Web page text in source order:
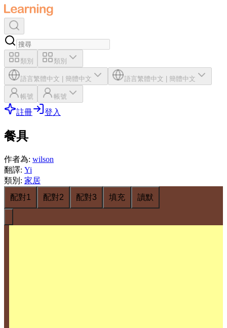
類別 類別
語言繁體中文 簡體中文 語言繁體中文 簡體中文
帳號 帳號
註冊 登入
餐具
作者為: wilson
翻譯: Yi
類別 : 家居
配對1
配對2 配對3 填充 讀默